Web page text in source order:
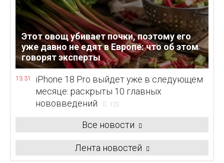
Этот овощ убивает почки, поэтому его
уже давно не едят в Европе: что об этом
говорят эксперты
13:31
iPhone 18 Pro выйдет уже в следующем
месяце: раскрыты 10 главных
нововведений
123
Все новости
Лента новостей